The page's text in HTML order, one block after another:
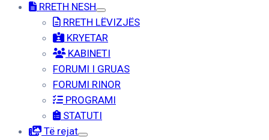
RRETH NESH
RRETH LËVIZJËS
KRYETAR
KABINETI
FORUMI I GRUAS
FORUMI RINOR
PROGRAMI
STATUTI
Të rejat